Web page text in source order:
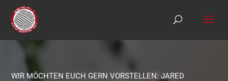
t
WIR MÖCHTEN EUCH GERN VORSTELLEN: JARED